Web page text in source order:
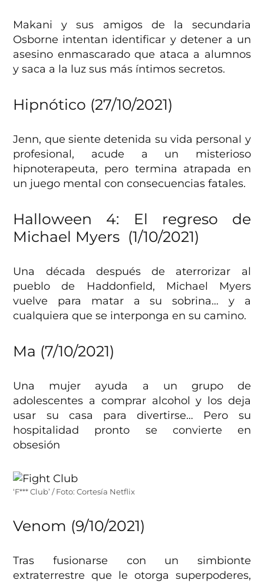
Makani y sus amigos de la secundaria
Osborne intentan identificar y detener a un
asesino enmascarado que ataca a alumnos
y saca a la luz sus más íntimos secretos.
Hipnótico (27/10/2021)
Jenn, que siente detenida su vida personal y
profesional, acude a un misterioso
hipnoterapeuta, pero termina atrapada en
un juego mental con consecuencias fatales.
Halloween 4: El regreso de
Michael Myers (1/10/2021)
Una década después de aterrorizar al
pueblo de Haddonfield, Michael Myers
vuelve para matar a su sobrina… y a
cualquiera que se interponga en su camino.
Ma (7/10/2021)
Una mujer ayuda a un grupo de
adolescentes a comprar alcohol y los deja
usar su casa para divertirse… Pero su
hospitalidad pronto se convierte en
obsesión
‘F*** Club’ / Foto: Cortesía Netflix
Venom (9/10/2021)
Tras fusionarse con un simbionte
extraterrestre que le otorga superpoderes,